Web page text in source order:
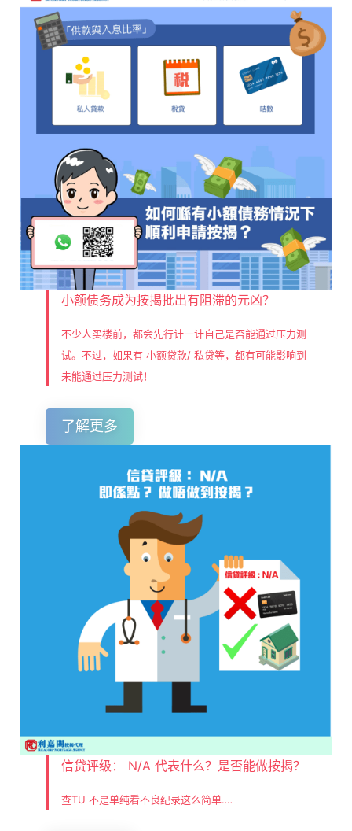
小额债务成为按揭批出有阻滞的元凶？
不少人买楼前，都会先行计一计自己是否能通过压力测
试。不过，如果有 小额贷款/ 私贷等，都有可能影响到
未能通过压力测试！
了解更多
信贷评级： N/A 代表什么？是否能做按揭？
查TU 不是单纯看不良纪录这么简单‥‥